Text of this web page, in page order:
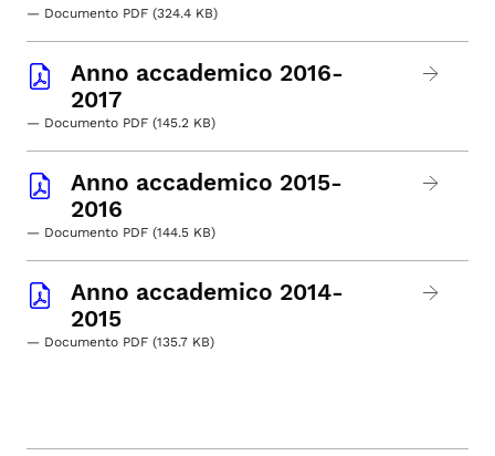
— Documento PDF (324.4 KB)
Anno accademico 2016-
2017
— Documento PDF (145.2 KB)
Anno accademico 2015-
2016
— Documento PDF (144.5 KB)
Anno accademico 2014-
2015
— Documento PDF (135.7 KB)